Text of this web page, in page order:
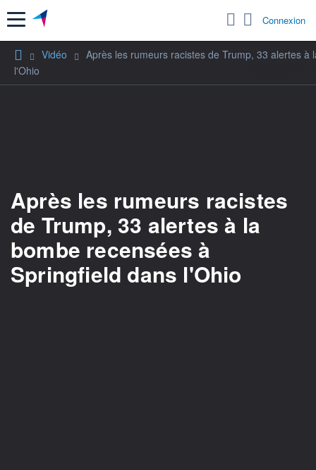
Menu Connexion
Vidéo
Après les rumeurs racistes de Trump, 33 alertes
l'Ohio
Après les rumeurs racistes
de Trump, 33 alertes à la
bombe recensées à
Springfield dans l'Ohio